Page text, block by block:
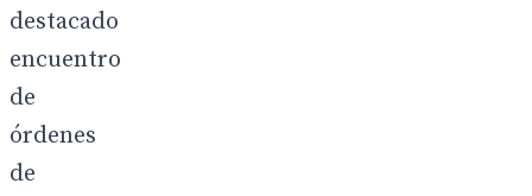
destacado
encuentro
de
órdenes
de